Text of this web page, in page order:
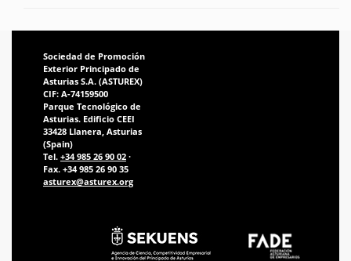
Sociedad de Promoción
Exterior Principado de
Asturias S.A. (ASTUREX)
CIF: A-74159500
Parque Tecnológico de
Asturias. Edificio CEEI
33428 Llanera, Asturias
(Spain)
Tel. +34 985 26 90 02 ·
Fax. +34 985 26 90 35
asturex@asturex.org